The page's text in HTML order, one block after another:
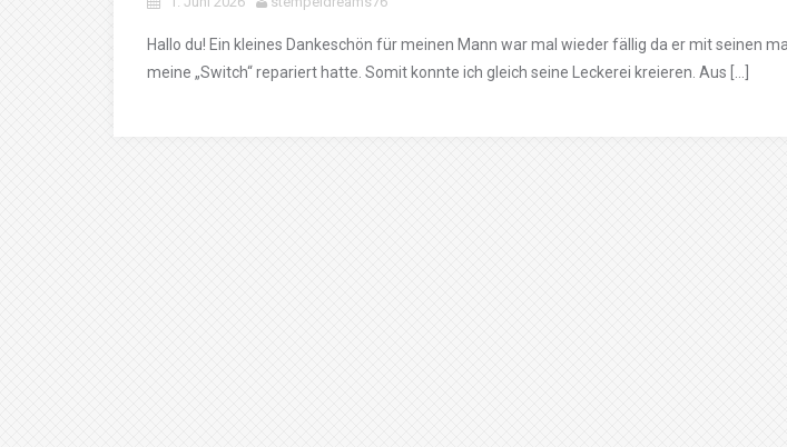
Hallo du! Ein kleines Dankeschön für meinen Mann war mal wieder fällig da er mit seinen
meine „Switch“ repariert hatte. Somit konnte ich gleich seine Leckerei kreieren. Aus […]